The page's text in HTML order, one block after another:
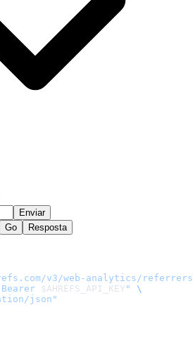
Enviar
Go Resposta
v3/web-analytics/referrers
$AHREFS_API_KEY "
\
json"